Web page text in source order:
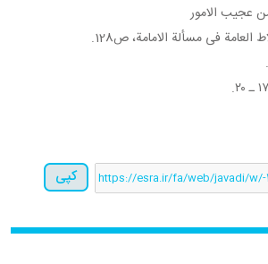
عجيب الامور
فی مسألة الامامة، ص128.
کپی